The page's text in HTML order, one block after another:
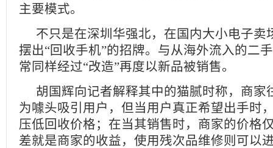
主要模式。
不只是在深圳华强北，在国内大小电子卖
摆出“回收手机”的招牌。与从海外流入的二
常同样经过“改造”再度以新品被销售。
胡国辉向记者解释其中的猫腻时称，商家
为噱头吸引用户，但当用户真正希望出手时
压低回收价格；在当其销售时，商家的价格
差就是商家的收益，使用残次品维修则可以